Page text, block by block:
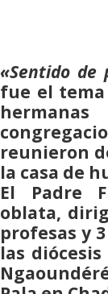
«Sentido de
fue el
reunieron
la casa de
El Padre
oblata,
profesas y
las